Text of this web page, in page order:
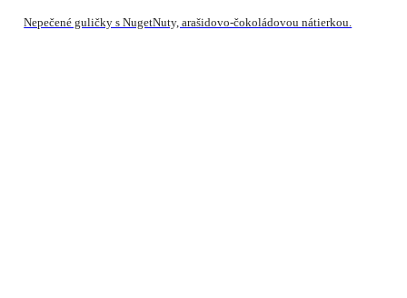
Nepečené guličky s NugetNuty, arašidovo-čokoládovou nátierkou.